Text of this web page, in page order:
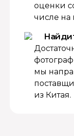
оценки
числе на
мы
из Китая.